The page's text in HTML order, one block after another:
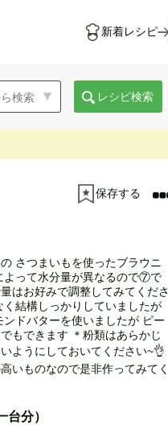
新着レシピ
レシピ検索
保存する
さつまいもを使ったブラウニ
よって水分量が異なるので⑦で
はお好みで調整してみてくださ
結構しっかりしていましたが
ドバターを使いましたが ピー
もできます ＊粉類はあらかじ
ようにしておいてください~👌
いものなので是非作ってみてく
分）